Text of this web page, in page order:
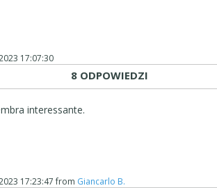
17:07:30
8 ODPOWIEDZI
interessante.
17:23:47from Giancarlo B.